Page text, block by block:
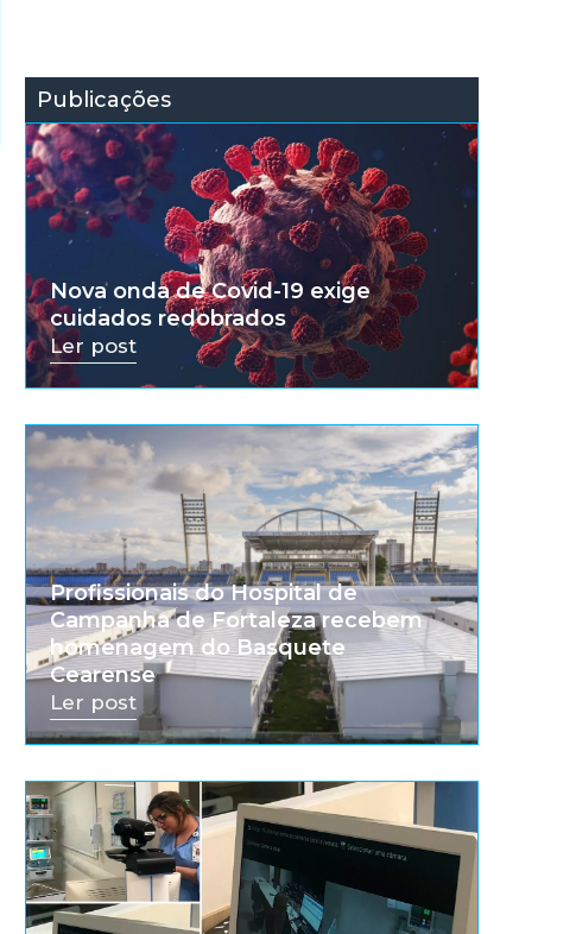
Publicações
Nova onda de Covid-19 exige
cuidados redobrados
Ler post
Profissionais do Hospital de
Campanha de Fortaleza recebem
homenagem do Basquete
Cearense
Ler post